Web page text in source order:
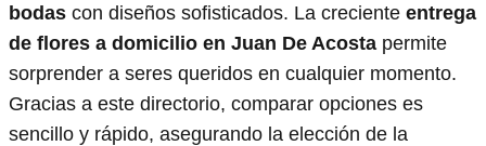
bodas con diseños sofisticados. La creciente entrega
de flores a domicilio en Juan De Acosta permite
sorprender a seres queridos en cualquier momento.
Gracias a este directorio, comparar opciones es
sencillo y rápido, asegurando la elección de la